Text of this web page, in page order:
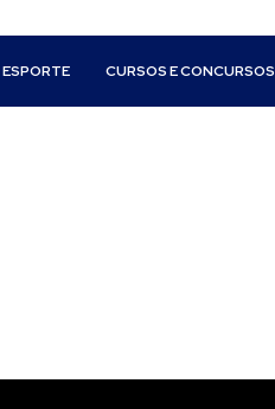
ESPORTE CURSOS E CONCURSOS